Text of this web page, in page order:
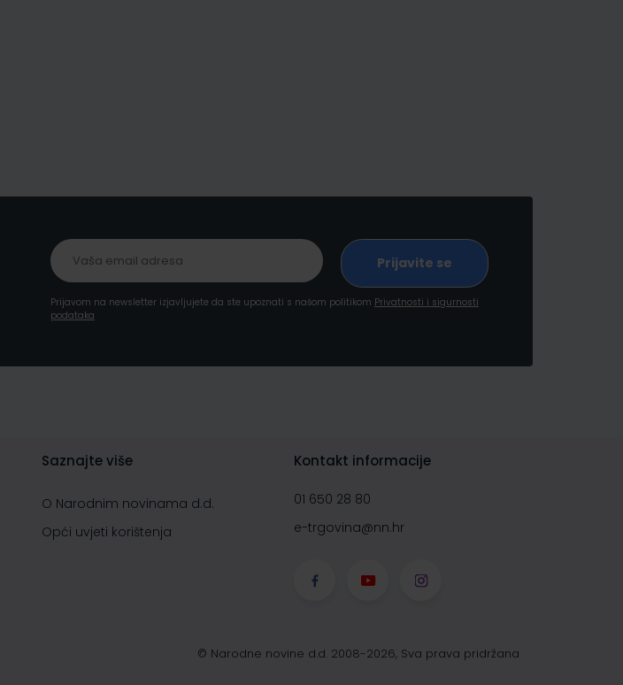
Prijavom na newsletter izjavljujete da ste upoznati s našom politikom Privatnosti i sigurnosti
podataka
Saznajte više
O Narodnim novinama d.d.
Opći uvjeti korištenja
Kontakt informacije
01 650 28 80
e-trgovina@nn.hr
© Narodne novine d.d. 2008-2026, Sva prava pridržana